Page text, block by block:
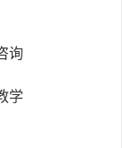
询
学